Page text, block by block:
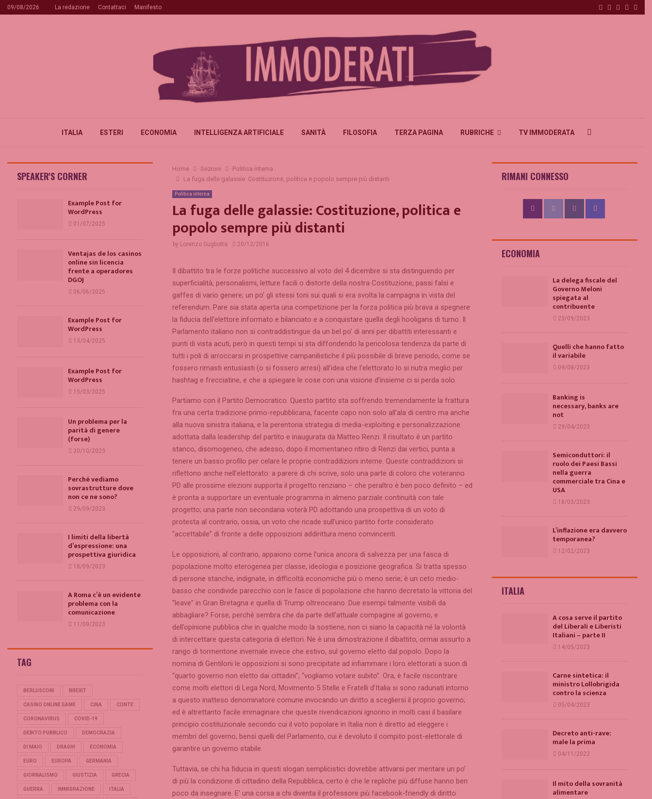
09/08/2026 La redazione Contattaci Manifesto Facebook
TwitterInstagram
ITALIA ESTERI ECONOMIA INTELLIGENZA ARTIFICIALE SANITÀ FILOSOFIA TERZA PAGINA RUBRICHE TV IMMODERATA
Home Sezioni
Politica interna
La fuga delle galassie: Costituzione, politica e popolo sempre più distanti
Politica interna
La fuga delle galassie: Costituzione, politica e
popolo sempre più distanti
by Lorenzo Gugliotta 20/12/2016
Il dibattito tra le forze politiche successivo al voto del 4 dicembre si sta distinguendo per
superficialità, personalismi, letture facili o distorte della nostra Costituzione, passi falsi e
gaffes di vario genere; un po’ gli stessi toni sui quali si era svolta la campagna in vista del
referendum. Pare sia stata aperta una competizione per la forza politica più brava a spegnere
la fiducia dell’elettore informato e bilanciato e a conquistare quella degli hooligans di turno. Il
Parlamento italiano non si contraddistingue da un bel po’ di anni per dibattiti interessanti e
punti di vista acuti, però in questi tempi si sta diffondendo la pericolosa tendenza da parte di
tutti i poli di arroccarsi in prospettive campanilistiche il più possibile di breve periodo, come se
fossero rimasti entusiasti (o si fossero arresi) all’idea che l’elettorato lo si nutra meglio per
hashtag e frecciatine, e che a spiegare le cose con una visione d’insieme ci si perda solo.
Partiamo con il Partito Democratico. Questo partito sta soffrendo tremendamente la frattura
fra una certa tradizione primo-repubblicana, facente capo non solo all’ala di centro ma anche
alla nuova sinistra italiana, e la perentoria strategia di media-exploiting e personalizzazione
adottata dalla leadership del partito e inaugurata da Matteo Renzi. Il risultato è un partito
stanco, disomogeneo, che adesso, dopo il momentaneo ritiro di Renzi dai vertici, punta a
tenere un basso profilo per celare le proprie contraddizioni interne. Queste contraddizioni si
riflettono anche nell’elettorato: a parere di chi scrive, solo una parte di coloro che voteranno
PD alle prossime elezioni supporta il progetto renziano – che peraltro è ben poco definito – ed
è pronta a supportare un eventuale programma in almeno parziale continuità con tale
progetto; una parte non secondaria voterà PD adottando una prospettiva di un voto di
protesta al contrario, ossia, un voto che ricade sull’unico partito forte considerato
“accettabile” di fronte a delle opposizioni addirittura meno convincenti.
Le opposizioni, al contrario, appaiono come l’unica ancora di salvezza per una fasca di
popolazione molto eterogenea per classe, ideologia e posizione geografica. Si tratta spesso
di persone stanche, indignate, in difficoltà economiche più o meno serie; è un ceto medio-
basso che condivide parecchio con le fasce di popolazione che hanno decretato la vittoria del
“leave” in Gran Bretagna e quella di Trump oltreoceano. Due esempi talmente visibili da
abbagliare? Forse, perché sembra che da parte dell’attuale compagine al governo, e
dell’opinione pubblica che in qualche modo la sostiene, non ci siano la capacità né la volontà
di intercettare questa categoria di elettori. Ne è una dimostrazione il dibattito, ormai assurto a
rango di tormentone invernale invece che estivo, sul governo eletto dal popolo. Dopo la
nomina di Gentiloni le opposizioni si sono precipitate ad infiammare i loro elettorati a suon di
“quarto governo non eletto dai cittadini”, “vogliamo votare subito”. Ora, è facile riscontrare
come molti elettori di Lega Nord, Movimento 5 Stelle e Fratelli d’Italia si sono radunati intorno
a questo inatteso denominatore comune invocando un diritto a scegliersi il proprio governo;
ed è altrettanto facile immaginare che queste rivendicazioni ignorino in molti casi il basilare
principio costituzionale secondo cui il voto popolare in Italia non è diretto ad eleggere i
membri del governo, bensì quelli del Parlamento, cui è devoluto il compito post-elettorale di
garantire un governo stabile.
Tuttavia, se chi ha fiducia in questi slogan semplicistici dovrebbe attivarsi per meritare un po’
di più la condizione di cittadino della Repubblica, certo è che le repliche più diffuse hanno ben
poco da insegnare. E’ una corsa a chi diventa il professore più facebook-friendly di diritto
SPEAKER'S CORNER
Example Post for
WordPress
01/07/2025
Ventajas de los casinos
online sin licencia
frente a operadores
DGOJ
06/06/2025
Example Post for
WordPress
13/04/2025
Example Post for
WordPress
15/03/2025
Un problema per la
parità di genere
(forse)
20/10/2023
Perché vediamo
sovrastrutture dove
non ce ne sono?
29/09/2023
I limiti della libertà
d’espressione: una
prospettiva giuridica
18/09/2023
A Roma c’è un evidente
problema con la
comunicazione
11/09/2023
TAG
BERLUSCONI BREXIT
CASINO ONLINE GAME CINA CONTE
CORONAVIRUS COVID-19
DEBITO PUBBLICO DEMOCRAZIA
DI MAIO DRAGHI ECONOMIA
EURO EUROPA GERMANIA
GIORNALISMO GIUSTIZIA GRECIA
GUERRA IMMIGRAZIONE ITALIA
RIMANI CONNESSO
ECONOMIA
La delega fiscale del
Governo Meloni
spiegata al
contribuente
23/09/2023
Quelli che hanno fatto
il variabile
09/08/2023
Banking is
necessary, banks are
not
29/04/2023
Semiconduttori: il
ruolo dei Paesi Bassi
nella guerra
commerciale tra Cina e
USA
18/03/2023
L’inflazione era davvero
temporanea?
12/02/2023
ITALIA
A cosa serve il partito
del Liberali e Liberisti
Italiani – parte II
14/05/2023
Carne sintetica: il
ministro Lollobrigida
contro la scienza
05/04/2023
Decreto anti-rave:
male la prima
04/11/2022
Il mito della sovranità
alimentare